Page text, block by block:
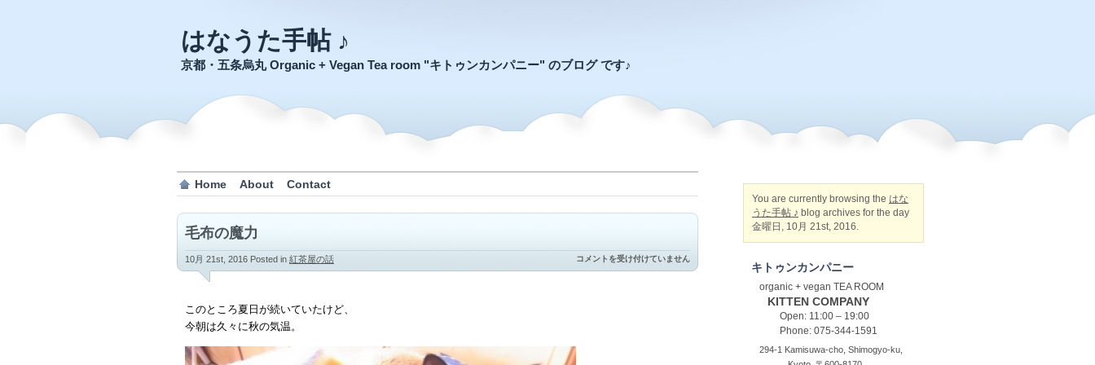
はなうた手帖 ♪
京都・五条烏丸 Organic + Vegan Tea room "キトゥンカンパニー" のブログ です♪
Home About Contact
毛布の魔力
10月 21st, 2016 Posted in 紅茶屋の話
毛
布
コメントを受け付けていません
このところ夏日が続いていたけど、
今朝は久々に秋の気温。
You are currently browsing the はな
うた手帖 ♪ blog archives for the day
金曜日, 10月 21st, 2016.
キトゥンカンパニー
organic + vegan TEA ROOM
KITTEN COMPANY
Open: 11:00 – 19:00
Phone: 075-344-1591
294-1 Kamisuwa-cho, Shimogyo-ku,